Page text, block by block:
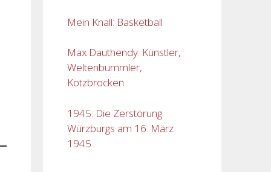
Mein Knall: Basketball
Max Dauthendy: Künstler,
Weltenbummler,
Kotzbrocken
1945: Die Zerstörung
Würzburgs am 16. März
1945